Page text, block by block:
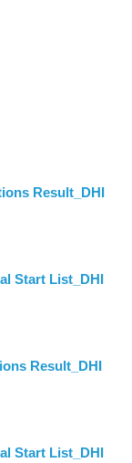
Result_DHI
Start List_DHI
Result_DHI
Start List_DHI